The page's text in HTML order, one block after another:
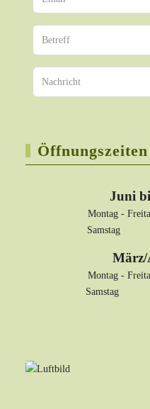
Öffnungszeiten
Juni
Montag -
Samstag
Montag -
Samstag